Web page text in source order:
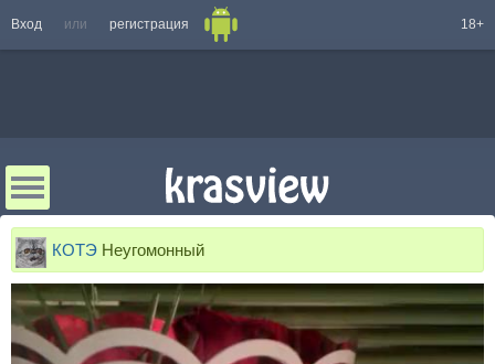
Вход или регистрация 18+
КОТЭ Неугомонный